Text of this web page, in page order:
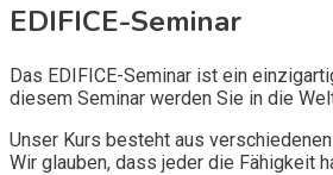
EDIFICE-Seminar
Das EDIFICE-Seminar ist ein
diesem Seminar werden Sie in die
Unser Kurs besteht aus
Wir glauben, dass jeder die Fähigkeit